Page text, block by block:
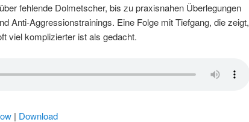
fehlende Dolmetscher, bis zu praxisnahen Überlegungen
Anti-Aggressionstrainings. Eine Folge mit Tiefgang, die zeigt,
viel komplizierter ist als gedacht.
| Download